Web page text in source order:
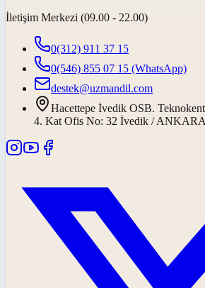
İletişim Merkezi (09.00 - 22.00)
0(312) 911 37 15
0(546) 855 07 15 (WhatsApp)
destek@uzmandil.com
Hacettepe İvedik OSB.
4. Kat Ofis No: 32 İvedik / ANKARA